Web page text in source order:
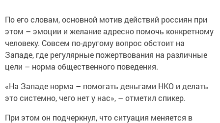
По его словам, основной мотив действий россиян при
этом – эмоции и желание адресно помочь конкретному
человеку. Совсем по-другому вопрос обстоит на
Западе, где регулярные пожертвования на различные
цели – норма общественного поведения.
«На Западе норма – помогать деньгами НКО и делать
это системно, чего нет у нас», – отметил спикер.
При этом он подчеркнул, что ситуация меняется в